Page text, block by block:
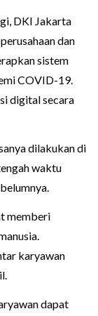
DKI Jakarta
dan
sistem
COVID-19.
digital secara
dilakukan di
waktu
memberi
karyawan
dapat